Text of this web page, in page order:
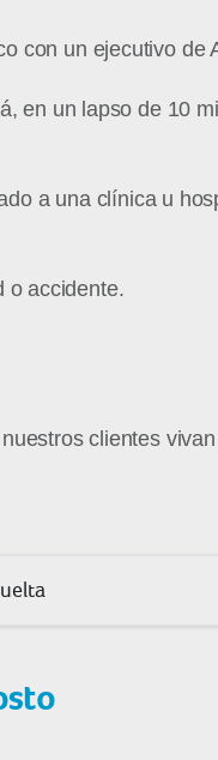
con un ejecutivo
en un lapso de 10
a una clínica u
o accidente.
clientes